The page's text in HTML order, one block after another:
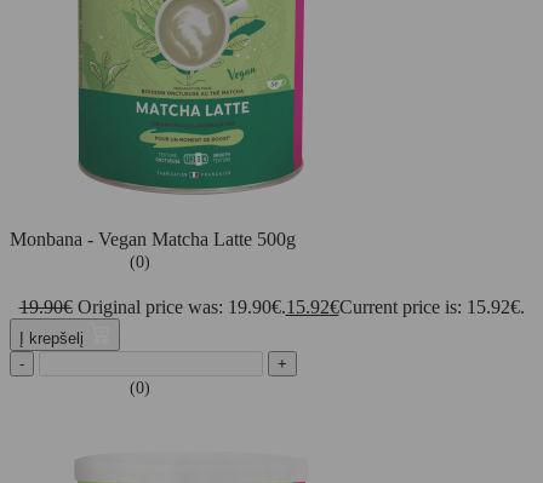
Monbana - Vegan Matcha Latte 500g
(0)
19.90€ Original price was: 19.90€.15.92€Current price is: 15.92€.
Į krepšelį
-
+
(0)